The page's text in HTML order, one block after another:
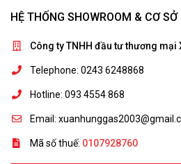
HỆ THỐNG SHOWROOM & CƠ
Công ty TNHH đầu tư thương mại
Telephone: 0243 6248868
Hotline: 093 4554 868
Email:
Mã số thuế: 0107928760